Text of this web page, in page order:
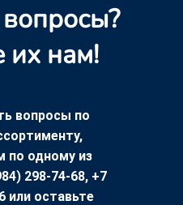
их нам!
вопросы по
по одному из
298-74-68, +7
или оставьте